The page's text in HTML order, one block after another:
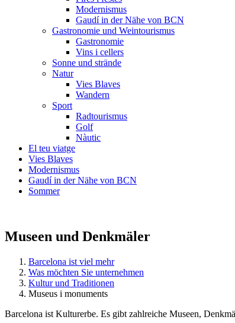
Modernismus
Gaudí in der Nähe von BCN
Gastronomie und Weintourismus
Gastronomie
Vins i cellers
Sonne und strände
Natur
Vies Blaves
Wandern
Sport
Radtourismus
Golf
Nàutic
El teu viatge
Vies Blaves
Modernismus
Gaudí in der Nähe von BCN
Sommer
Museen und Denkmäler
Barcelona ist viel mehr
Was möchten Sie unternehmen
Kultur und Traditionen
Museus i monuments
Barcelona ist Kulturerbe. Es gibt zahlreiche Museen,